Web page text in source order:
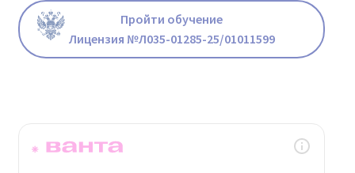
Пройти обучение
Лицензия №Л035-01285-25/01011599